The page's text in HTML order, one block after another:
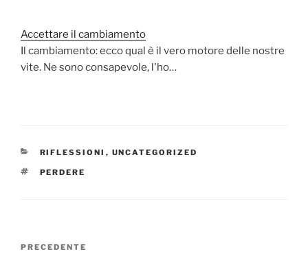
Accettare il cambiamento
Il cambiamento: ecco qual è il vero motore delle nostre
vite. Ne sono consapevole, l'ho…
CATEGORIE
RIFLESSIONI , UNCATEGORIZED
TAG
PERDERE
Navigazione
Articolo
PRECEDENTE